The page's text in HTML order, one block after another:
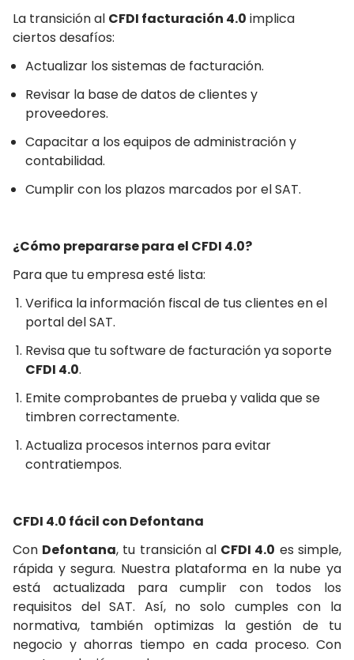
La transición al CFDI facturación 4.0 implica
ciertos desafíos:
Actualizar los sistemas de facturación.
Revisar la base de datos de clientes y
proveedores.
Capacitar a los equipos de administración y
contabilidad.
Cumplir con los plazos marcados por el SAT.
¿Cómo prepararse para el CFDI 4.0?
Para que tu empresa esté lista:
Verifica la información fiscal de tus clientes en el
portal del SAT.
Revisa que tu software de facturación ya soporte
CFDI 4.0.
Emite comprobantes de prueba y valida que se
timbren correctamente.
Actualiza procesos internos para evitar
contratiempos.
CFDI 4.0 fácil con Defontana
Con Defontana, tu transición al CFDI 4.0 es simple,
rápida y segura. Nuestra plataforma en la nube ya
está actualizada para cumplir con todos los
requisitos del SAT. Así, no solo cumples con la
normativa, también optimizas la gestión de tu
negocio y ahorras tiempo en cada proceso. Con